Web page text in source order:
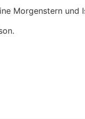
Morgenstern und